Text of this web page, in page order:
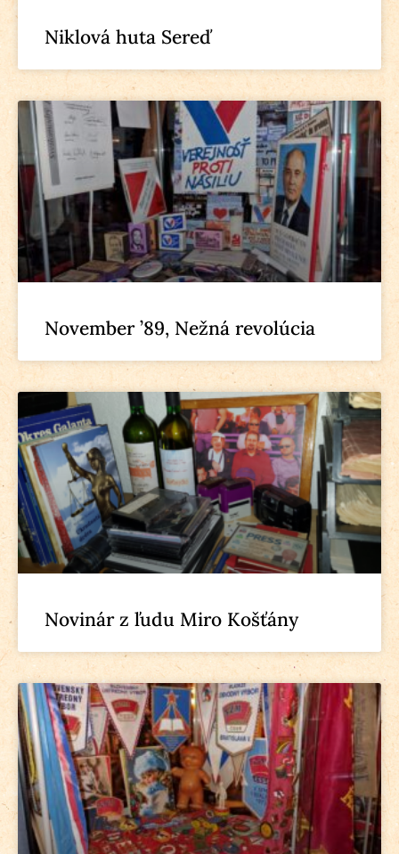
Niklová huta Sereď
November ’89, Nežná revolúcia
Novinár z ľudu Miro Košťány